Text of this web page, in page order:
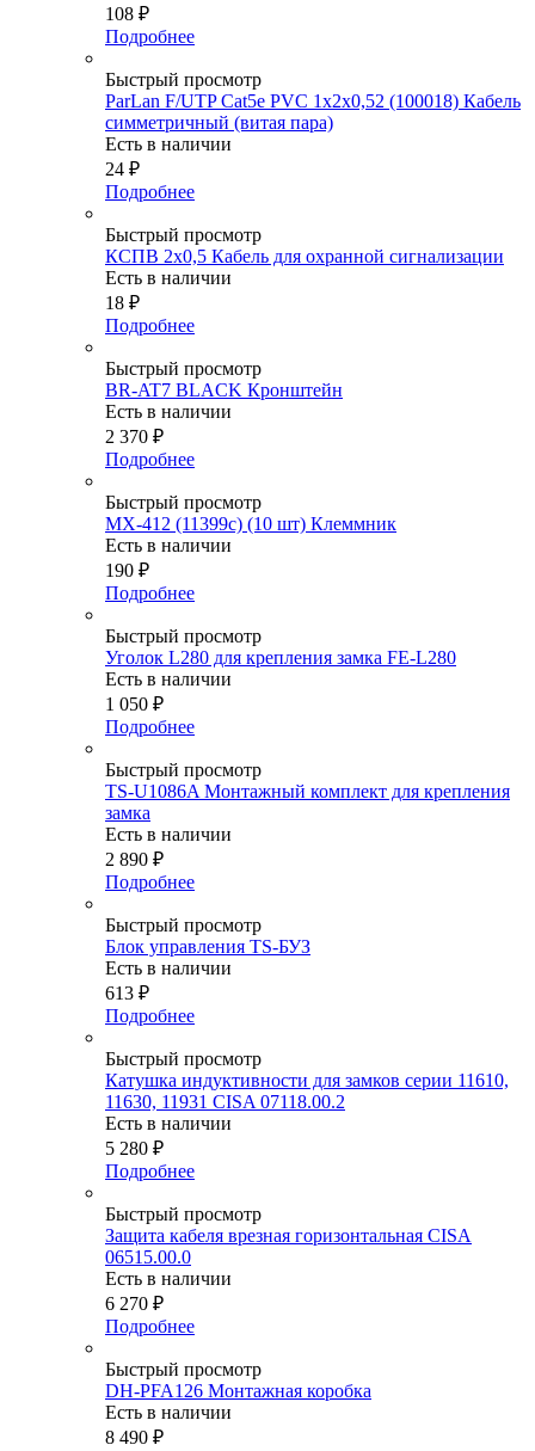
108 ₽
Подробнее
Быстрый просмотр
ParLan F/UTP Cat5e PVC 1х2х0,52 (100018) Кабель
симметричный (витая пара)
Есть в наличии
24 ₽
Подробнее
Быстрый просмотр
КСПВ 2х0,5 Кабель для охранной сигнализации
Есть в наличии
18 ₽
Подробнее
Быстрый просмотр
BR-AT7 BLACK Кронштейн
Есть в наличии
2 370 ₽
Подробнее
Быстрый просмотр
MX-412 (11399c) (10 шт) Клеммник
Есть в наличии
190 ₽
Подробнее
Быстрый просмотр
Уголок L280 для крепления замка FE-L280
Есть в наличии
1 050 ₽
Подробнее
Быстрый просмотр
TS-U1086A Монтажный комплект для крепления
замка
Есть в наличии
2 890 ₽
Подробнее
Быстрый просмотр
Блок управления TS-БУЗ
Есть в наличии
613 ₽
Подробнее
Быстрый просмотр
Катушка индуктивности для замков серии 11610,
11630, 11931 CISA 07118.00.2
Есть в наличии
5 280 ₽
Подробнее
Быстрый просмотр
Защита кабеля врезная горизонтальная CISA
06515.00.0
Есть в наличии
6 270 ₽
Подробнее
Быстрый просмотр
DH-PFA126 Монтажная коробка
Есть в наличии
8 490 ₽